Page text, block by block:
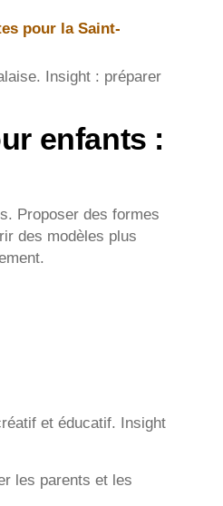
pour la Saint-
Insight : préparer
enfants :
Proposer des formes
des modèles plus
et éducatif. Insight
les parents et les